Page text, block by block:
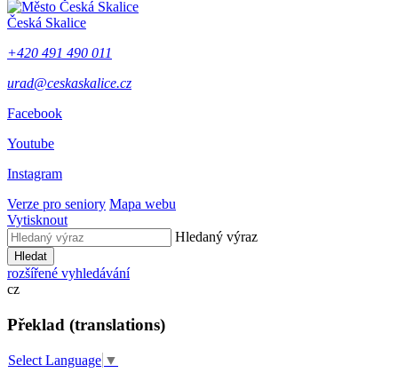
Česká Skalice
+420 491 490 011
urad@ceskaskalice.cz
Facebook
Youtube
Instagram
Verze pro seniory Mapa webu
Vytisknout
Hledaný výraz
Hledat
rozšířené vyhledávání
cz
Překlad (translations)
Select Language ▼